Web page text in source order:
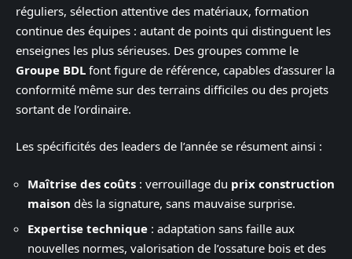
réguliers, sélection attentive des matériaux, formation
continue des équipes : autant de points qui distinguent les
enseignes les plus sérieuses. Des groupes comme le
Groupe BDL font figure de référence, capables d’assurer la
conformité même sur des terrains difficiles ou des projets
sortant de l’ordinaire.
Les spécificités des leaders de l’année se résument ainsi :
Maîtrise des coûts : verrouillage du prix construction
maison dès la signature, sans mauvaise surprise.
Expertise technique : adaptation sans faille aux
nouvelles normes, valorisation de l’ossature bois et des